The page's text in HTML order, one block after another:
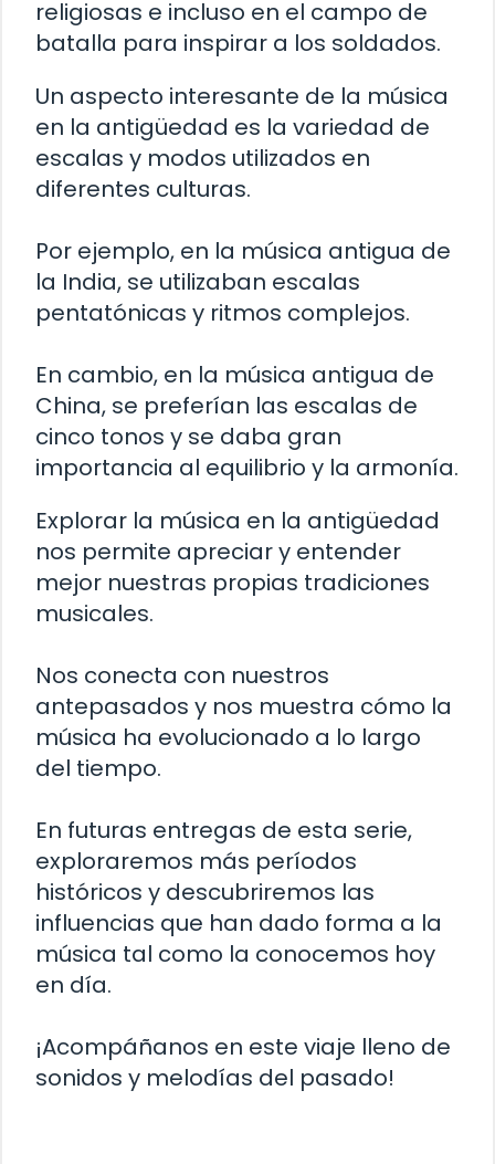
religiosas e incluso en el campo de
batalla para inspirar a los soldados.
Un aspecto interesante de la música
en la antigüedad es la variedad de
escalas y modos utilizados en
diferentes culturas.
Por ejemplo, en la música antigua de
la India, se utilizaban escalas
pentatónicas y ritmos complejos.
En cambio, en la música antigua de
China, se preferían las escalas de
cinco tonos y se daba gran
importancia al equilibrio y la armonía.
Explorar la música en la antigüedad
nos permite apreciar y entender
mejor nuestras propias tradiciones
musicales.
Nos conecta con nuestros
antepasados y nos muestra cómo la
música ha evolucionado a lo largo
del tiempo.
En futuras entregas de esta serie,
exploraremos más períodos
históricos y descubriremos las
influencias que han dado forma a la
música tal como la conocemos hoy
en día.
¡Acompáñanos en este viaje lleno de
sonidos y melodías del pasado!